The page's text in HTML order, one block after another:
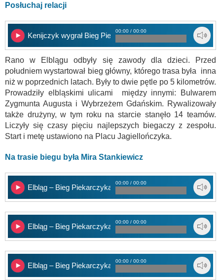
Posłuchaj relacji
Kenijczyk wygrał Bieg Piekarczyka
00:00 / 00:00
Rano w Elblągu odbyły się zawody dla dzieci. Przed
południem wystartował bieg główny, którego trasa była inna
niż w poprzednich latach. Były to dwie pętle po 5 kilometrów.
Prowadziły elbląskimi ulicami między innymi: Bulwarem
Zygmunta Augusta i Wybrzeżem Gdańskim. Rywalizowały
także drużyny, w tym roku na starcie stanęło 14 teamów.
Liczyły się czasy pięciu najlepszych biegaczy z zespołu.
Start i metę ustawiono na Placu Jagiellończyka.
Na trasie biegu była Mira Stankiewicz
Elbląg – Bieg Piekarczyka 1
00:00 / 00:00
Elbląg – Bieg Piekarczyka 2
00:00 / 00:00
Elbląg – Bieg Piekarczyka 3
00:00 / 00:00